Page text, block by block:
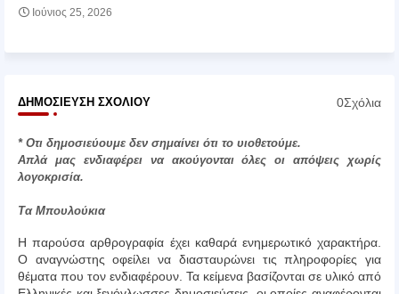
Ιούνιος 25, 2026
ΔΗΜΟΣΊΕΥΣΗ ΣΧΟΛΊΟΥ 0Σχόλια
* Οτι δημοσιεύουμε δεν σημαίνει ότι το υιοθετούμε.
Απλά μας ενδιαφέρει να ακούγονται όλες οι απόψεις χωρίς
λογοκρισία.
Τα Μπουλούκια
Η παρούσα αρθρογραφία έχει καθαρά ενημερωτικό χαρακτήρα.
Ο αναγνώστης οφείλει να διασταυρώνει τις πληροφορίες για
θέματα που τον ενδιαφέρουν. Τα κείμενα βασίζονται σε υλικό από